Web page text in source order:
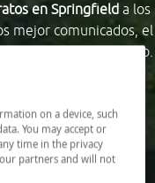
en Springfield a los
mejor comunicados, el
al mejor precio.
on a device, such
You may accept or
time in the privacy
partners and will not